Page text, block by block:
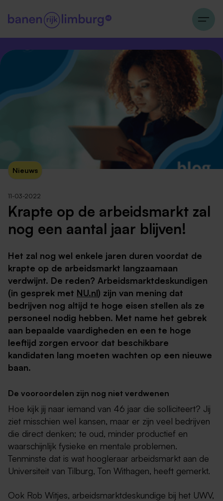
Nieuws
11-03-2022
Krapte op de arbeidsmarkt zal
nog een aantal jaar blijven!
Het zal nog wel enkele jaren duren voordat de
krapte op de arbeidsmarkt langzaamaan
verdwijnt. De reden? Arbeidsmarktdeskundigen
(in gesprek met NU.nl) zijn van mening dat
bedrijven nog altijd te hoge eisen stellen als ze
personeel nodig hebben. Met name het gebrek
aan bepaalde vaardigheden en een te hoge
leeftijd zorgen ervoor dat beschikbare
kandidaten lang moeten wachten op een nieuwe
baan.
De vooroordelen zijn nog niet verdwenen
Hoe kijk jij naar iemand van 46 jaar die solliciteert? Jij
ziet misschien wel kansen, maar er zijn veel bedrijven
die direct denken; te oud, minder productief en
waarschijnlijk fysieke en mentale problemen.
Tenminste dat is wat hoogleraar arbeidsmarkt aan de
Universiteit van Tilburg, Ton Withagen, heeft gemerkt.
Ook Rob Witjes, arbeidsmarktdeskundige bij het UWV,